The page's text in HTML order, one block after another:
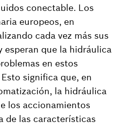
conectable. Los
europeos, en
cada vez más sus
esperan que la hidráulica
en estos
significa que, en
la hidráulica
los accionamientos
de las características